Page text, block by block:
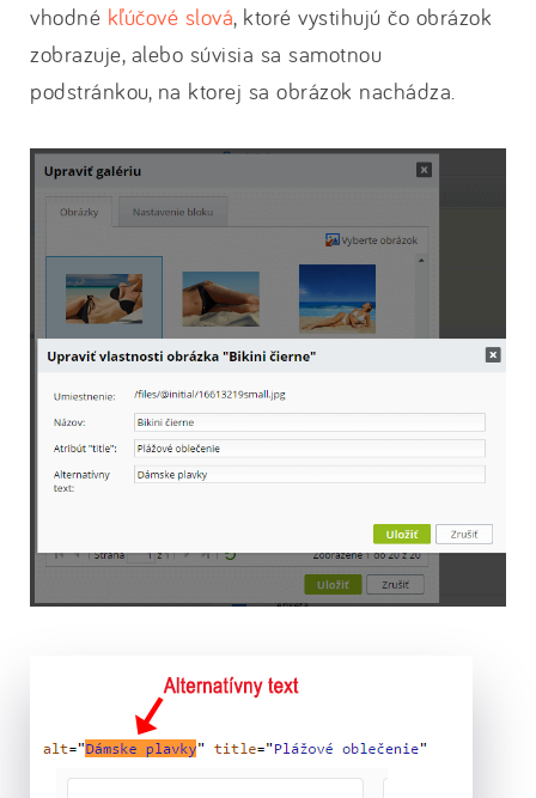
vhodné kľúčové slová, ktoré vystihujú čo obrázok
zobrazuje, alebo súvisia sa samotnou
podstránkou, na ktorej sa obrázok nachádza.